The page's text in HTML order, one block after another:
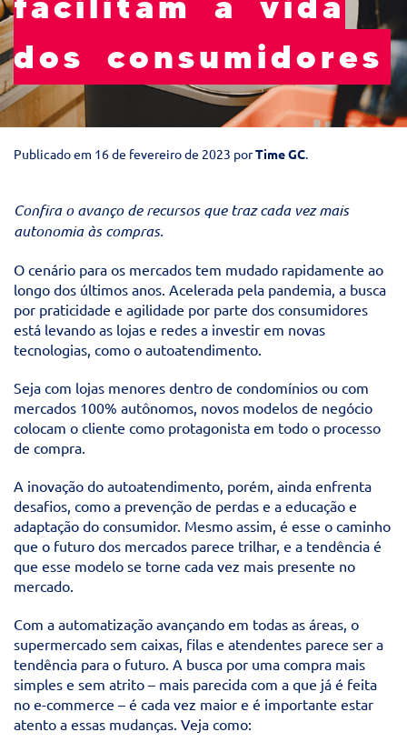
dos consumidores
Publicado em 16 de fevereiro de 2023 porTime GC.
Confira o avanço de recursos que traz cada vez mais
autonomia às compras.
O cenário para os mercados tem mudado rapidamente ao
longo dos últimos anos. Acelerada pela pandemia, a busca
por praticidade e agilidade por parte dos consumidores
está levando as lojas e redes a investir em novas
tecnologias, como o autoatendimento.
Seja com lojas menores dentro de condomínios ou com
mercados 100% autônomos, novos modelos de negócio
colocam o cliente como protagonista em todo o processo
de compra.
A inovação do autoatendimento, porém, ainda enfrenta
desafios, como a prevenção de perdas e a educação e
adaptação do consumidor. Mesmo assim, é esse o caminho
que o futuro dos mercados parece trilhar, e a tendência é
que esse modelo se torne cada vez mais presente no
mercado.
Com a automatização avançando em todas as áreas, o
supermercado sem caixas, filas e atendentes parece ser a
tendência para o futuro. A busca por uma compra mais
simples e sem atrito – mais parecida com a que já é feita
no e-commerce – é cada vez maior e é importante estar
atento a essas mudanças. Veja como: